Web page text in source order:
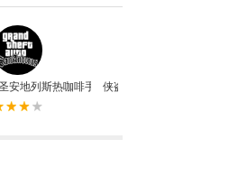
安地列斯热咖啡手机版侠盗猎车手自由城故事汉化版